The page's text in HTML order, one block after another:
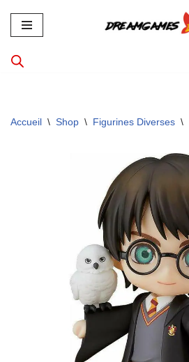
Aller
au
contenu
Accueil \ Shop \ Figurines Diverses \